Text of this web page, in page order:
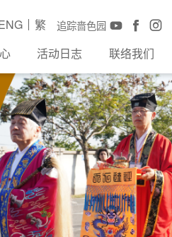
追踪啬色园
繁
活动日志 联络我们